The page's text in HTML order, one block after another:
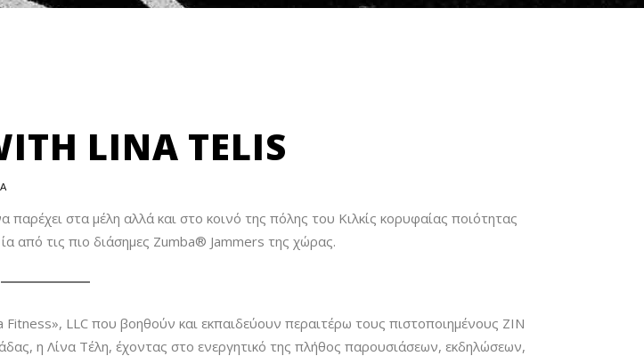
LINA TELIS
στα μέλη αλλά και στο κοινό της πόλης του Κιλκίς κορυφαίας ποιότητας
από τις πιο διάσημες Zumba® Jammers της χώρας.
Fitness», LLC που βοηθούν και εκπαιδεύουν περαιτέρω τους πιστοποιημένους ΖΙΝ
η Λίνα Τέλη, έχοντας στο ενεργητικό της πλήθος παρουσιάσεων, εκδηλώσεων,